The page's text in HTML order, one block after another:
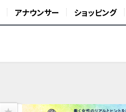
アナウンサー ショッピング